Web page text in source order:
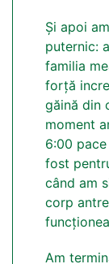
Și apoi
puternic:
familia
forță
găină din
moment
6:00
fost
când am
corp
Am